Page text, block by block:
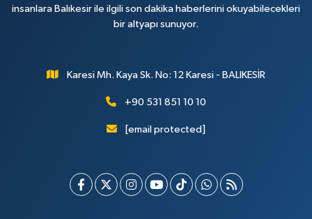
insanlara Balıkesir ile ilgili son dakika haberlerini okuyabilecekleri
bir altyapı sunuyor.
Karesi Mh. Kaya Sk. No: 12 Karesi - BALIKESİR
+90 531 851 10 10
[email protected]